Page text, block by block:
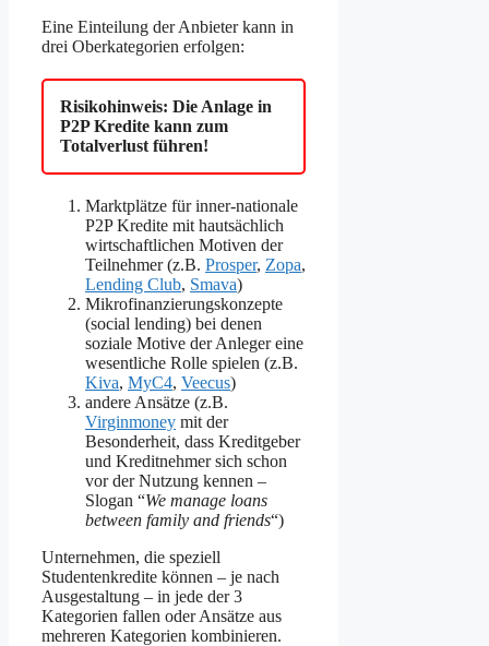
Eine Einteilung der Anbieter kann in
drei Oberkategorien erfolgen:
Risikohinweis: Die Anlage in
P2P Kredite kann zum
Totalverlust führen!
Marktplätze für inner-nationale
P2P Kredite mit hautsächlich
wirtschaftlichen Motiven der
Teilnehmer (z.B. Prosper, Zopa,
Lending Club, Smava)
Mikrofinanzierungskonzepte
(social lending) bei denen
soziale Motive der Anleger eine
wesentliche Rolle spielen (z.B.
Kiva, MyC4, Veecus)
andere Ansätze (z.B.
Virginmoney mit der
Besonderheit, dass Kreditgeber
und Kreditnehmer sich schon
vor der Nutzung kennen –
Slogan “We manage loans
between family and friends“)
Unternehmen, die speziell
Studentenkredite können – je nach
Ausgestaltung – in jede der 3
Kategorien fallen oder Ansätze aus
mehreren Kategorien kombinieren.